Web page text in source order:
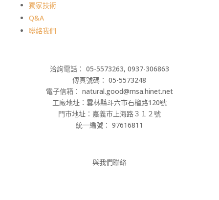
獨家技術
Q&A
聯絡我們
洽詢電話： 05-5573263, 0937-306863
傳真號碼： 05-5573248
電子信箱： natural.good@msa.hinet.net
工廠地址：雲林縣斗六市石榴路120號
門市地址：嘉義市上海路３１２號
統一編號： 97616811
與我們聯絡